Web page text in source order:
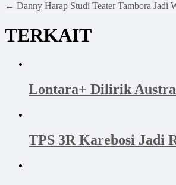
← Danny Harap Studi Teater Tambora Jadi
TERKAIT
Lontara+ Dilirik
TPS 3R Karebosi Jadi